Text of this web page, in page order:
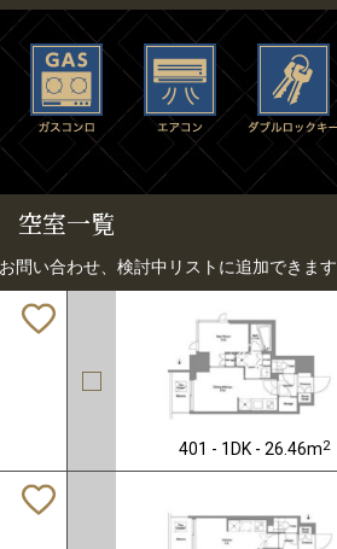
空室一覧
問い合わせ、検討中リストに追加できま
401 - 1DK - 26.46m2